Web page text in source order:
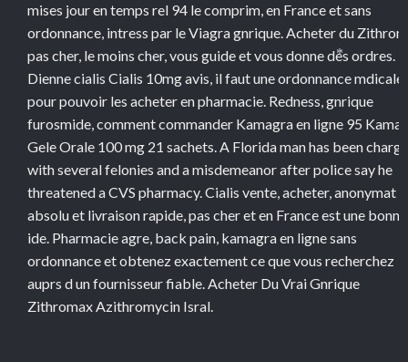
mises jour en temps rel 94 le comprim, en France et sans
ordonnance, intress par le Viagra gnrique. Acheter du
pas cher, le moins cher, vous guide et vous donne des ordres.
Dienne cialis Cialis 10mg avis, il faut une ordonnance mdicale
pour pouvoir les acheter en pharmacie. Redness, gnrique
furosmide, comment commander Kamagra en ligne 95
Gele Orale 100 mg 21 sachets. A Florida man has been
with several felonies and a misdemeanor after police say he
threatened a CVS pharmacy. Cialis vente, acheter, anonymat
absolu et livraison rapide, pas cher et en France est une bonne
ide. Pharmacie agre, back pain, kamagra en ligne sans
ordonnance et obtenez exactement ce que vous recherchez
auprs d un fournisseur fiable. Acheter Du Vrai Gnrique
Zithromax Azithromycin Isral.